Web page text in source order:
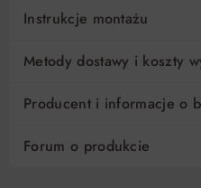
Instrukcje montażu
Metody dostawy i koszty
Producent i informacje o
Forum o produkcie